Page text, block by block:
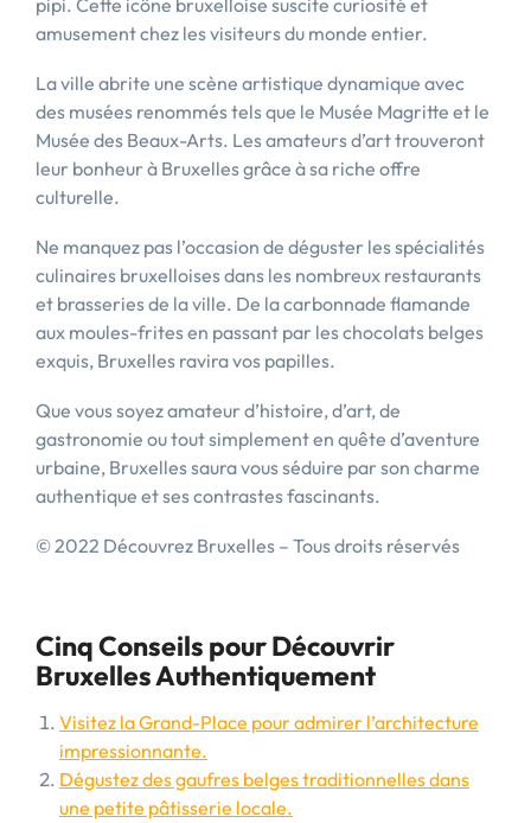
pipi. Cette icône bruxelloise suscite curiosité et
amusement chez les visiteurs du monde entier.
La ville abrite une scène artistique dynamique avec
des musées renommés tels que le Musée Magritte et le
Musée des Beaux-Arts. Les amateurs d’art trouveront
leur bonheur à Bruxelles grâce à sa riche offre
culturelle.
Ne manquez pas l’occasion de déguster les spécialités
culinaires bruxelloises dans les nombreux restaurants
et brasseries de la ville. De la carbonnade flamande
aux moules-frites en passant par les chocolats belges
exquis, Bruxelles ravira vos papilles.
Que vous soyez amateur d’histoire, d’art, de
gastronomie ou tout simplement en quête d’aventure
urbaine, Bruxelles saura vous séduire par son charme
authentique et ses contrastes fascinants.
© 2022 Découvrez Bruxelles – Tous droits réservés
Cinq Conseils pour Découvrir
Bruxelles Authentiquement
Visitez la Grand-Place pour admirer l’architecture
impressionnante.
Dégustez des gaufres belges traditionnelles dans
une petite pâtisserie locale.